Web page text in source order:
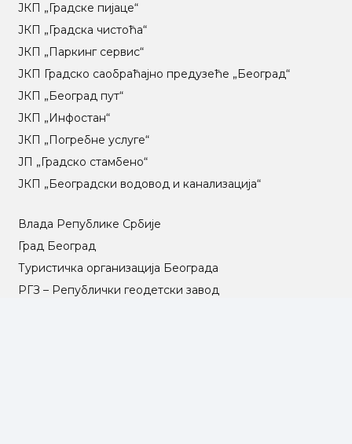
ЈКП „Градске пијаце“
ЈКП „Градска чистоћа“
ЈКП „Паркинг сервис“
ЈКП Градско саобраћајно предузеће „Београд“
ЈКП „Београд пут“
ЈКП „Инфостан“
ЈКП „Погребне услуге“
ЈП „Градско стамбено“
ЈКП „Београдски водовод и канализација“
Влада Републике Србије
Град Београд
Туристичка организација Београда
РГЗ – Републички геодетски завод